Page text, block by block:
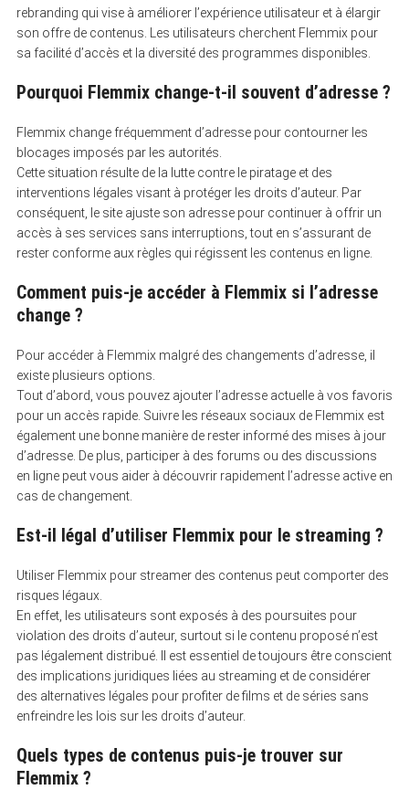
rebranding qui vise à améliorer l’expérience utilisateur et à élargir
son offre de contenus. Les utilisateurs cherchent Flemmix pour
sa facilité d’accès et la diversité des programmes disponibles.
Pourquoi Flemmix change-t-il souvent d’adresse ?
Flemmix change fréquemment d’adresse pour contourner les
blocages imposés par les autorités.
Cette situation résulte de la lutte contre le piratage et des
interventions légales visant à protéger les droits d’auteur. Par
conséquent, le site ajuste son adresse pour continuer à offrir un
accès à ses services sans interruptions, tout en s’assurant de
rester conforme aux règles qui régissent les contenus en ligne.
Comment puis-je accéder à Flemmix si l’adresse
change ?
Pour accéder à Flemmix malgré des changements d’adresse, il
existe plusieurs options.
Tout d’abord, vous pouvez ajouter l’adresse actuelle à vos favoris
pour un accès rapide. Suivre les réseaux sociaux de Flemmix est
également une bonne manière de rester informé des mises à jour
d’adresse. De plus, participer à des forums ou des discussions
en ligne peut vous aider à découvrir rapidement l’adresse active en
cas de changement.
Est-il légal d’utiliser Flemmix pour le streaming ?
Utiliser Flemmix pour streamer des contenus peut comporter des
risques légaux.
En effet, les utilisateurs sont exposés à des poursuites pour
violation des droits d’auteur, surtout si le contenu proposé n’est
pas légalement distribué. Il est essentiel de toujours être conscient
des implications juridiques liées au streaming et de considérer
des alternatives légales pour profiter de films et de séries sans
enfreindre les lois sur les droits d’auteur.
Quels types de contenus puis-je trouver sur
Flemmix ?